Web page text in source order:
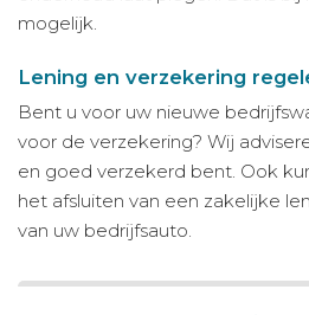
mogelijk.
Lening en verzekering
Bent u voor uw nieuwe
voor de verzekering? Wij
en goed verzekerd bent. Ook
het afsluiten van een zakelijke
van uw bedrijfsauto.